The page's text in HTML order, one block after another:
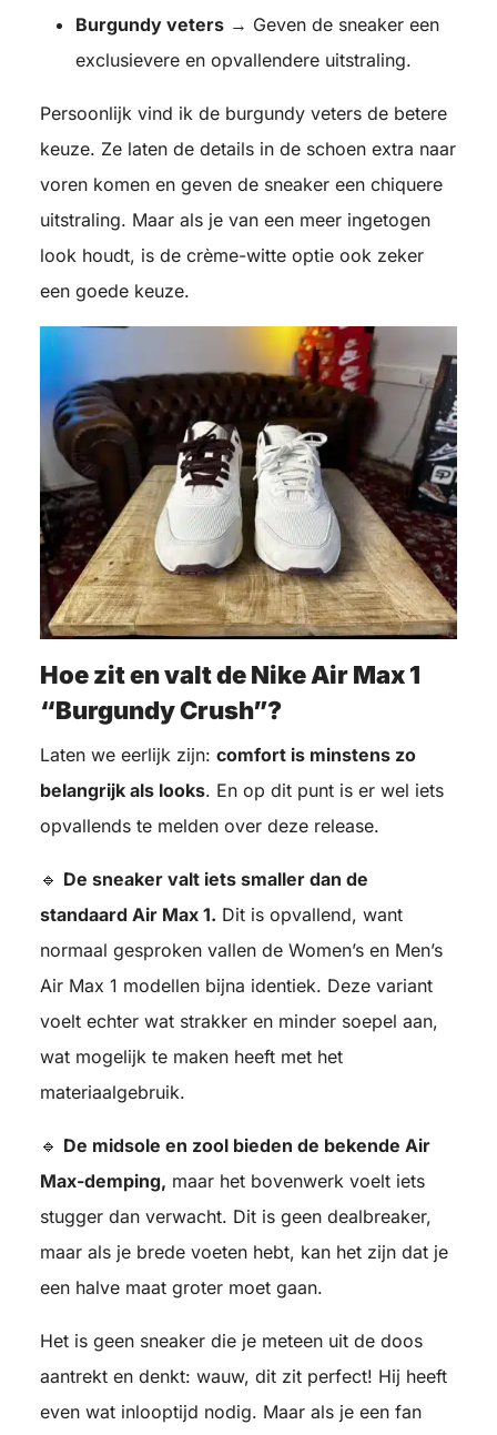
Burgundy veters → Geven de sneaker een
exclusievere en opvallendere uitstraling.
Persoonlijk vind ik de burgundy veters de betere
keuze. Ze laten de details in de schoen extra naar
voren komen en geven de sneaker een chiquere
uitstraling. Maar als je van een meer ingetogen
look houdt, is de crème-witte optie ook zeker
een goede keuze.
Hoe zit en valt de Nike Air Max 1
“Burgundy Crush”?
Laten we eerlijk zijn: comfort is minstens zo
belangrijk als looks. En op dit punt is er wel iets
opvallends te melden over deze release.
🔹 De sneaker valt iets smaller dan de
standaard Air Max 1. Dit is opvallend, want
normaal gesproken vallen de Women’s en Men’s
Air Max 1 modellen bijna identiek. Deze variant
voelt echter wat strakker en minder soepel aan,
wat mogelijk te maken heeft met het
materiaalgebruik.
🔹 De midsole en zool bieden de bekende Air
Max-demping, maar het bovenwerk voelt iets
stugger dan verwacht. Dit is geen dealbreaker,
maar als je brede voeten hebt, kan het zijn dat je
een halve maat groter moet gaan.
Het is geen sneaker die je meteen uit de doos
aantrekt en denkt: wauw, dit zit perfect! Hij heeft
even wat inlooptijd nodig. Maar als je een fan